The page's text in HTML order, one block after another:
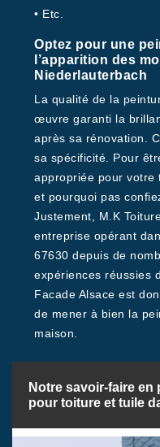
• Etc.
Optez pour une
l’apparition des
Niederlauterbach
La qualité de la
œuvre garanti la
après sa rénovation.
sa spécificité. Pour
appropriée pour votre
et pourquoi pas
Justement, M.K
entreprise opérant
67630 depuis de
expériences réussies
Facade Alsace est
de mener à bien la
maison.
Notre savoir-faire
pour toiture et tuile